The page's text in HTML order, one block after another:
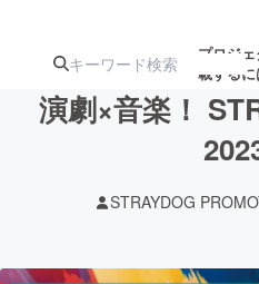
プロジ
載する
ターン
ジェクト
演劇×音楽！
STRAYDOG